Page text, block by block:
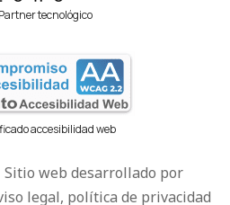
Partner tecnológico
accesibilidad web
web desarrollado por
legal, política de privacidad